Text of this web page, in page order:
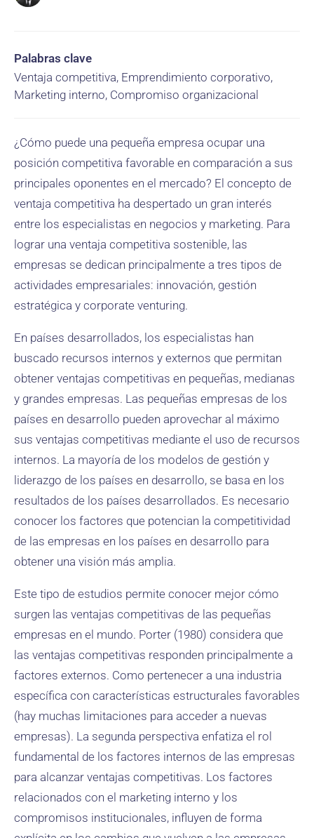
Palabras clave
Ventaja competitiva, Emprendimiento corporativo,
Marketing interno, Compromiso organizacional
¿Cómo puede una pequeña empresa ocupar una
posición competitiva favorable en comparación a sus
principales oponentes en el mercado? El concepto de
ventaja competitiva ha despertado un gran interés
entre los especialistas en negocios y marketing. Para
lograr una ventaja competitiva sostenible, las
empresas se dedican principalmente a tres tipos de
actividades empresariales: innovación, gestión
estratégica y corporate venturing.
En países desarrollados, los especialistas han
buscado recursos internos y externos que permitan
obtener ventajas competitivas en pequeñas, medianas
y grandes empresas. Las pequeñas empresas de los
países en desarrollo pueden aprovechar al máximo
sus ventajas competitivas mediante el uso de recursos
internos. La mayoría de los modelos de gestión y
liderazgo de los países en desarrollo, se basa en los
resultados de los países desarrollados. Es necesario
conocer los factores que potencian la competitividad
de las empresas en los países en desarrollo para
obtener una visión más amplia.
Este tipo de estudios permite conocer mejor cómo
surgen las ventajas competitivas de las pequeñas
empresas en el mundo. Porter (1980) considera que
las ventajas competitivas responden principalmente a
factores externos. Como pertenecer a una industria
específica con características estructurales favorables
(hay muchas limitaciones para acceder a nuevas
empresas). La segunda perspectiva enfatiza el rol
fundamental de los factores internos de las empresas
para alcanzar ventajas competitivas. Los factores
relacionados con el marketing interno y los
compromisos institucionales, influyen de forma